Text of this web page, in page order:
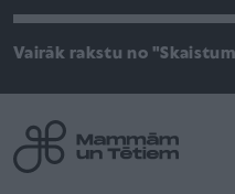
Vairāk rakstu no